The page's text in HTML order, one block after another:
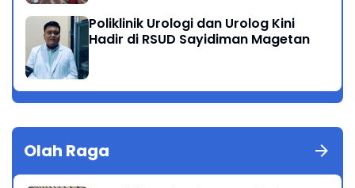
Poliklinik Urologi dan Urolog Kini
Hadir di RSUD Sayidiman Magetan
Olah Raga